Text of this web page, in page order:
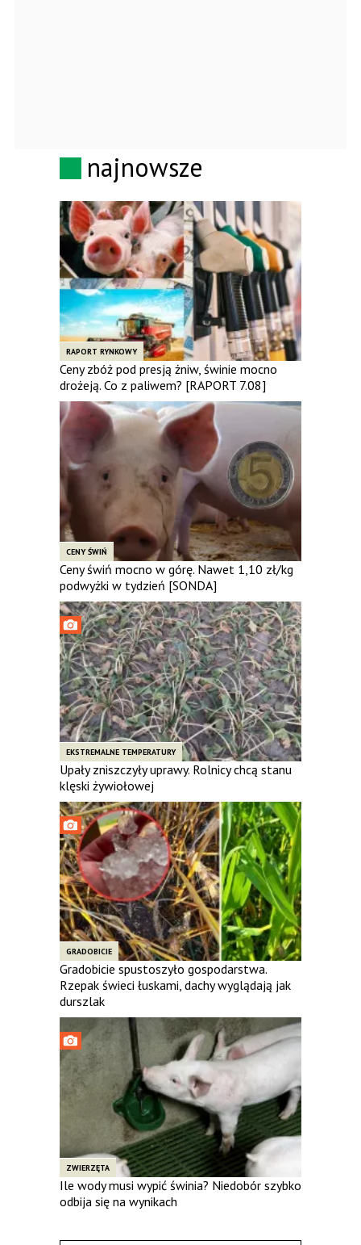
najnowsze
RAPORT RYNKOWY
Ceny zbóż pod presją żniw, świnie mocno
drożeją. Co z paliwem? [RAPORT 7.08]
CENY ŚWIŃ
Ceny świń mocno w górę. Nawet 1,10 zł/kg
podwyżki w tydzień [SONDA]
EKSTREMALNE TEMPERATURY
Upały zniszczyły uprawy. Rolnicy chcą stanu
klęski żywiołowej
GRADOBICIE
Gradobicie spustoszyło gospodarstwa.
Rzepak świeci łuskami, dachy wyglądają jak
durszlak
ZWIERZĘTA
Ile wody musi wypić świnia? Niedobór szybko
odbija się na wynikach